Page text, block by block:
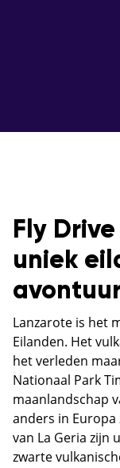
Fly
uniek
Lanzarote is het
Eilanden. Het
het verleden
Nationaal Park
maanlandschap
anders in Europa
van La Geria zijn
zwarte